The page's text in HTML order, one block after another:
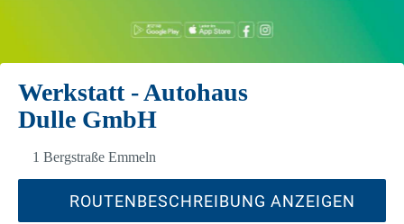
Werkstatt - Autohaus
Dulle GmbH
1 Bergstraße Emmeln
ROUTENBESCHREIBUNG ANZEIGEN